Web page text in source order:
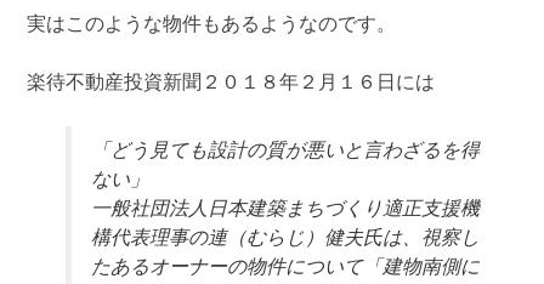
実はこのような物件もあるようなのです。
楽待不動産投資新聞２０１８年２月１６日には
「どう見ても設計の質が悪いと言わざるを得
ない」
一般社団法人日本建築まちづくり適正支援機
構代表理事の連（むらじ）健夫氏は、視察し
たあるオーナーの物件について「建物南側に